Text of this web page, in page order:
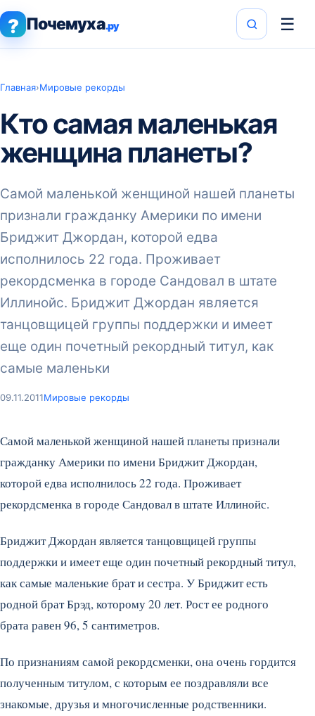
? Почемуха.ру ☰
Главная›Мировые рекорды
Кто самая маленькая
женщина планеты?
Самой маленькой женщиной нашей планеты
признали гражданку Америки по имени
Бриджит Джордан, которой едва
исполнилось 22 года. Проживает
рекордсменка в городе Сандовал в штате
Иллинойс. Бриджит Джордан является
танцовщицей группы поддержки и имеет
еще один почетный рекордный титул, как
самые маленьки
09.11.2011Мировые рекорды
Самой маленькой женщиной нашей планеты признали
гражданку Америки по имени Бриджит Джордан,
которой едва исполнилось 22 года. Проживает
рекордсменка в городе Сандовал в штате Иллинойс.
Бриджит Джордан является танцовщицей группы
поддержки и имеет еще один почетный рекордный титул,
как самые маленькие брат и сестра. У Бриджит есть
родной брат Брэд, которому 20 лет. Рост ее родного
брата равен 96, 5 сантиметров.
По признаниям самой рекордсменки, она очень гордится
полученным титулом, с которым ее поздравляли все
знакомые, друзья и многочисленные родственники.